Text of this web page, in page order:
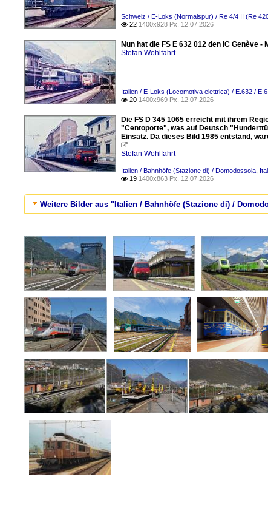
Schweiz / E-Loks (Normalspur) / Re 4/4 II (Re
 22 1400x928 Px, 12.07.2026
Nun hat die FS E 632 012 den IC Genève
Stefan Wohlfahrt
Italien / E-Loks (Locomotiva elettrica) / E.632 /
 20 1400x969 Px, 12.07.2026
Die FS D 345 1065 erreicht mit ihrem
"Centoporte", was auf Deutsch
Einsatz. Da dieses Bild 1985 entstand,

Stefan Wohlfahrt
Italien / Bahnhöfe (Stazione di) / Domodossola
 19 1400x863 Px, 12.07.2026
Weitere Bilder aus "Italien / Bahnhöfe (Stazione di) /